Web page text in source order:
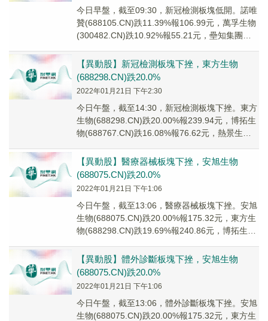
今日早盤，截至09:30，新冠檢測板塊低開。諾唯
贊(688105.CN)跌11.39%報106.99元，萬孚生物
(300482.CN)跌10.92%報55.21元，壘知集團
【異動股】新冠檢測板塊下挫，東方生物
(688298.CN)跌20.0%
2022年01月21日 下午2:30
今日午盤，截至14:30，新冠檢測板塊下挫。東方
生物(688298.CN)跌20.00%報239.94元，博拓生
物(688767.CN)跌16.08%報76.62元，熱景生物
【異動股】醫療器械板塊下挫，安旭生物
(688075.CN)跌20.0%
2022年01月21日 下午1:06
今日午盤，截至13:06，醫療器械板塊下挫。安旭
生物(688075.CN)跌20.00%報175.32元，東方生
物(688298.CN)跌19.69%報240.86元，博拓生物
【異動股】體外診斷板塊下挫，安旭生物
(688075.CN)跌20.0%
2022年01月21日 下午1:06
今日午盤，截至13:06，體外診斷板塊下挫。安旭
生物(688075.CN)跌20.00%報175.32元，東方生